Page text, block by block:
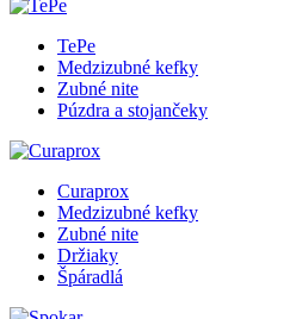
TePe
Medzizubné kefky
Zubné nite
Púzdra a stojančeky
Curaprox
Medzizubné kefky
Zubné nite
Držiaky
Špáradlá